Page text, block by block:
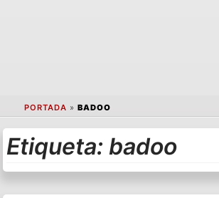
PORTADA » BADOO
Etiqueta: badoo